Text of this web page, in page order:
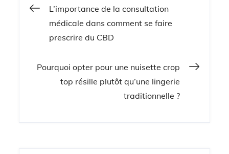
Navigation
de
l’article
L’importance de la consultation
médicale dans comment se faire
prescrire du CBD
Pourquoi opter pour une nuisette crop
top résille plutôt qu’une lingerie
traditionnelle ?